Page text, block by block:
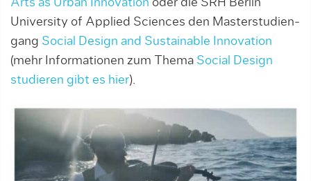
Arts as Urban Innovation oder die SRH Berlin
University of Applied Sciences den Masterstudien­
gang Social Design and Sustainable Innovation
(mehr Informationen zum Thema Social Design
studieren gibt es hier).